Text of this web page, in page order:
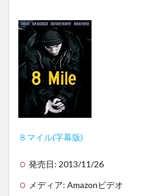
８マイル(字幕版)
発売日: 2013/11/26
メディア: Amazonビデオ